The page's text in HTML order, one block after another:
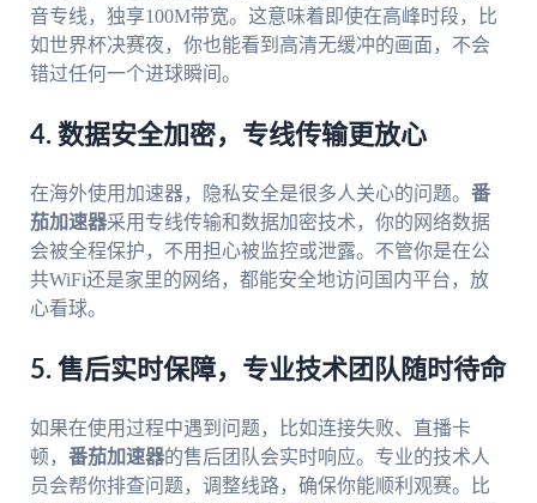
音专线，独享100M带宽。这意味着即使在高峰时段，比
如世界杯决赛夜，你也能看到高清无缓冲的画面，不会
错过任何一个进球瞬间。
4. 数据安全加密，专线传输更放心
在海外使用加速器，隐私安全是很多人关心的问题。 番
茄加速器采用专线传输和数据加密技术，你的网络数据
会被全程保护，不用担心被监控或泄露。不管你是在公
共WiFi还是家里的网络，都能安全地访问国内平台，放
心看球。
5. 售后实时保障，专业技术团队随时待命
如果在使用过程中遇到问题，比如连接失败、直播卡
顿， 番茄加速器的售后团队会实时响应。专业的技术人
员会帮你排查问题，调整线路，确保你能顺利观赛。比